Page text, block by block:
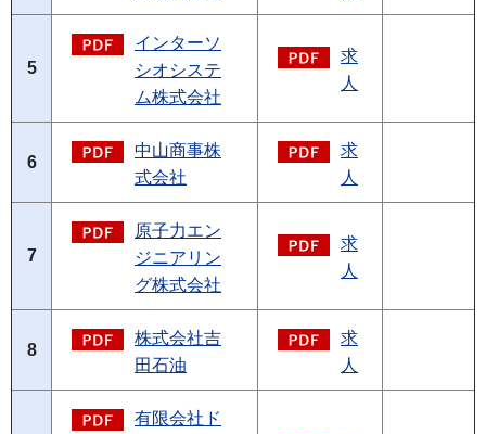
5
インターソ
シオシステ
ム株式会社
求
人
6
中山商事株
式会社
求
人
7
原子力エン
ジニアリン
グ株式会社
求
人
8
株式会社吉
田石油
求
人
有限会社ド